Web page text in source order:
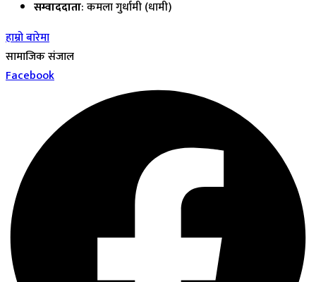
सम्वाददाता: कमला गुर्धामी (धामी)
हाम्रो बारेमा
सामाजिक संजाल
Facebook